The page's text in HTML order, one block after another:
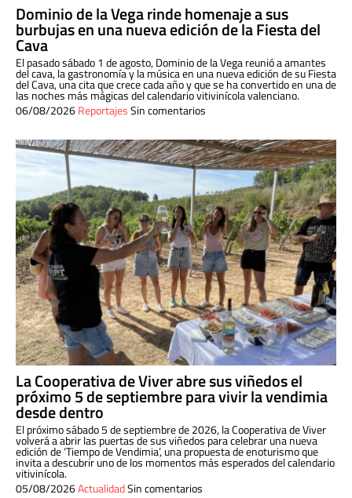
Dominio de la Vega rinde homenaje a sus
burbujas en una nueva edición de la Fiesta del
Cava
El pasado sábado 1 de agosto, Dominio de la Vega reunió a amantes
del cava, la gastronomía y la música en una nueva edición de su Fiesta
del Cava, una cita que crece cada año y que se ha convertido en una de
las noches más mágicas del calendario vitivinícola valenciano.
06/08/2026ReportajesSin comentarios
La Cooperativa de Viver abre sus viñedos el
próximo 5 de septiembre para vivir la vendimia
desde dentro
El próximo sábado 5 de septiembre de 2026, la Cooperativa de Viver
volverá a abrir las puertas de sus viñedos para celebrar una nueva
edición de ‘Tiempo de Vendimia’, una propuesta de enoturismo que
invita a descubrir uno de los momentos más esperados del calendario
vitivinícola.
05/08/2026ActualidadSin comentarios